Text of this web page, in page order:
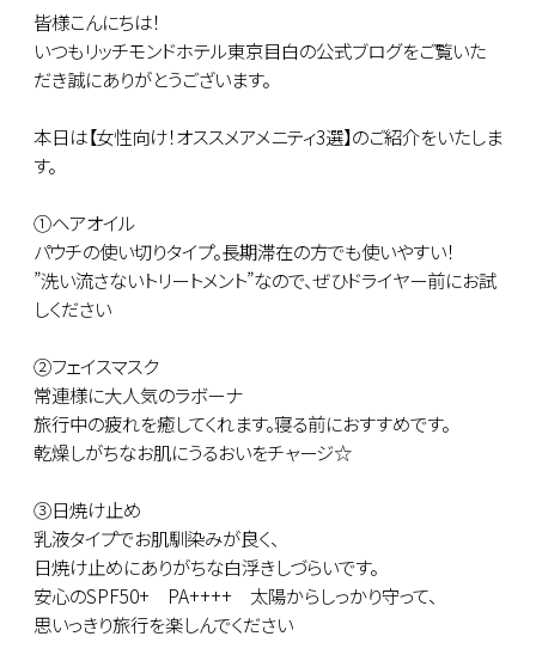
皆様こんにちは！
いつもリッチモンドホテル東京目白の公式ブログをご覧いた
だき誠にありがとうございます。
本日は【女性向け！オススメアメニティ3選】のご紹介をいたしま
す。
①ヘアオイル
パウチの使い切りタイプ。長期滞在の方でも使いやすい！
”洗い流さないトリートメント”なので、ぜひドライヤー前にお試
しください
②フェイスマスク
常連様に大人気のラボーナ
旅行中の疲れを癒してくれます。寝る前におすすめです。
乾燥しがちなお肌にうるおいをチャージ☆
③日焼け止め
乳液タイプでお肌馴染みが良く、
日焼け止めにありがちな白浮きしづらいです。
安心のSPF50+ PA++++ 太陽からしっかり守って、
思いっきり旅行を楽しんでください